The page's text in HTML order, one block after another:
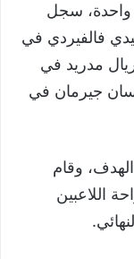
واحدة، سجل
فالفيردي في
ريال مدريد في
جيرمان في
وقام
اللاعبين